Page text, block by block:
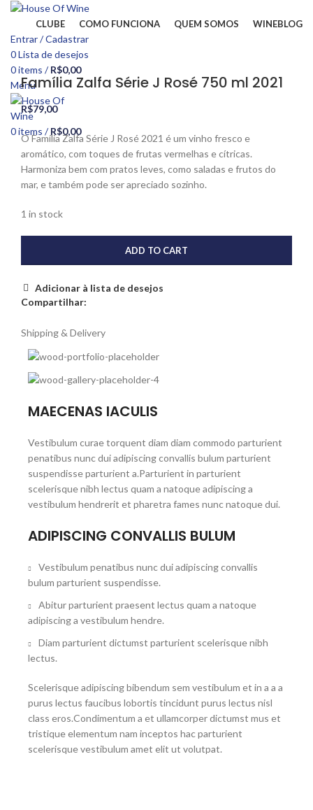
CLUBE COMO FUNCIONA QUEM SOMOS WINEBLOG
Entrar / Cadastrar
0Lista de desejos
0items / R$0,00
Menu
0items / R$0,00
Click to enlarge
Família Zalfa Série J Rosé 750 ml 2021
R$79,00
O Família Zalfa Série J Rosé 2021 é um vinho fresco e
aromático, com toques de frutas vermelhas e cítricas.
Harmoniza bem com pratos leves, como saladas e frutos do
mar, e também pode ser apreciado sozinho.
1 in stock
ADD TO CART
Adicionar à lista de desejos
Compartilhar:
Shipping & Delivery
MAECENAS IACULIS
Vestibulum curae torquent diam diam commodo parturient
penatibus nunc dui adipiscing convallis bulum parturient
suspendisse parturient a.Parturient in parturient
scelerisque nibh lectus quam a natoque adipiscing a
vestibulum hendrerit et pharetra fames nunc natoque dui.
ADIPISCING CONVALLIS BULUM
Vestibulum penatibus nunc dui adipiscing convallis
bulum parturient suspendisse.
Abitur parturient praesent lectus quam a natoque
adipiscing a vestibulum hendre.
Diam parturient dictumst parturient scelerisque nibh
lectus.
Scelerisque adipiscing bibendum sem vestibulum et in a a a
purus lectus faucibus lobortis tincidunt purus lectus nisl
class eros.Condimentum a et ullamcorper dictumst mus et
tristique elementum nam inceptos hac parturient
scelerisque vestibulum amet elit ut volutpat.